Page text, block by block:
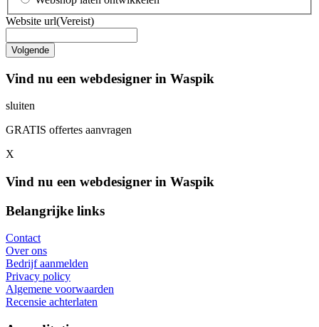
Website url(Vereist)
Vind nu een webdesigner in Waspik
sluiten
GRATIS offertes aanvragen
X
Vind nu een webdesigner in Waspik
Belangrijke links
Contact
Over ons
Bedrijf aanmelden
Privacy policy
Algemene voorwaarden
Recensie achterlaten